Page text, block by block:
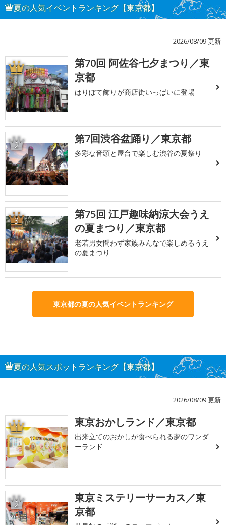
夏の人気イベントランキング【東京都】
2026/08/09 更新
1
第70回 阿佐谷七夕まつり／東
京都
はりぼて飾りが商店街いっぱいに登場
2 第7回渋谷盆踊り／東京都
多彩な音頭と屋台で楽しむ渋谷の夏祭り
3
第75回 江戸趣味納涼大会うえ
の夏まつり／東京都
老若男女問わず家族みんなで楽しめるうえ
の夏まつり
東京都の夏の人気イベントランキング
夏の人気スポットランキング【東京都】
2026/08/09 更新
1 東京おかしランド／東京都
出来立てのおかしが食べられる夢のワンダ
ーランド
2
東京ミステリーサーカス／東
京都